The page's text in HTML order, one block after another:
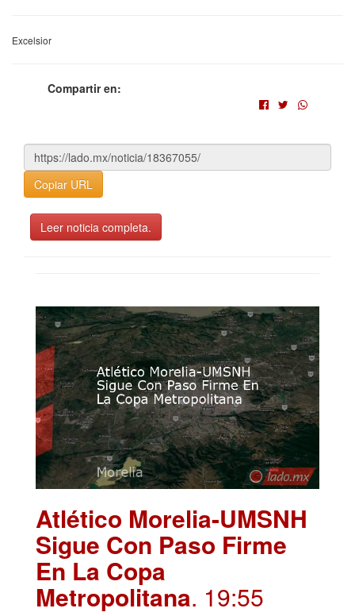
Excelsior
Compartir en:
Copiar URL
Leer noticia completa.
Atlético Morelia-UMSNH
Sigue Con Paso Firme
En La Copa
Metropolitana. 19:55